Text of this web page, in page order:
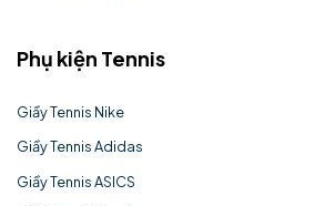
Phụ kiện Tennis
Giầy Tennis Nike
Giầy Tennis Adidas
Giầy Tennis ASICS